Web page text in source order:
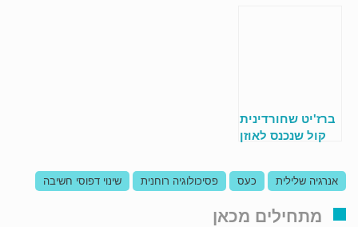
ברז'יט שחורדינית
קול שנכנס לאוזן
אנרגיה שלילית כעס פסיכולוגיה רוחנית שינוי דפוסי חשיבה
מתחילים מכאן